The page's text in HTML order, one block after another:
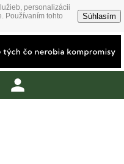
personalizácii
Používaním tohto
Súhlasím